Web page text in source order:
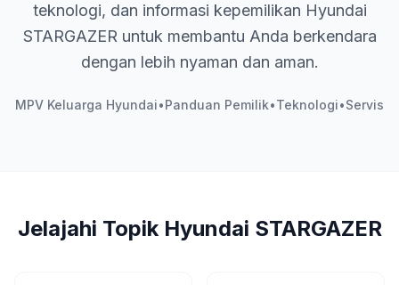
teknologi, dan informasi kepemilikan Hyundai
STARGAZER untuk membantu Anda berkendara
dengan lebih nyaman dan aman.
MPV Keluarga Hyundai•Panduan Pemilik•Teknologi•Servis
Jelajahi Topik Hyundai STARGAZER